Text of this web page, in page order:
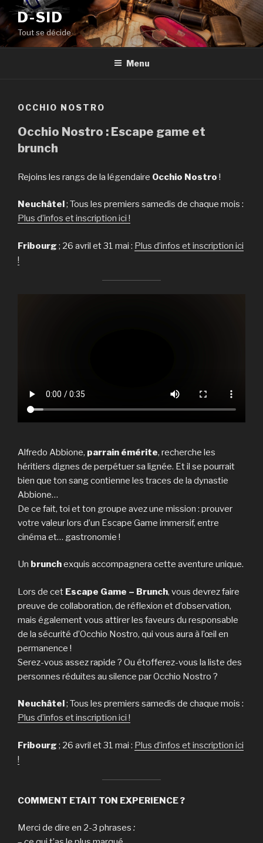
Aller
contenu
principal
D-SID
Tout se décide
Menu
OCCHIO NOSTRO
Occhio Nostro : Escape game et
brunch
Rejoins les rangs de la légendaire Occhio Nostro !
Neuchâtel; Tous les premiers samedis de chaque mois :
Plus d’infos et inscription ici !
Fribourg ; 26 avril et 31 mai : Plus d’infos et inscription ici
!
Alfredo Abbione, parrain émérite, recherche les
héritiers dignes de perpétuer sa lignée. Et il se pourrait
bien que ton sang contienne les traces de la dynastie
Abbione…
De ce fait, toi et ton groupe avez une mission : prouver
votre valeur lors d’un Escape Game immersif, entre
cinéma et… gastronomie !
Un brunchexquis accompagnera cette aventure unique.
Lors de cet Escape Game – Brunch, vous devrez faire
preuve de collaboration, de réflexion et d’observation,
mais également vous attirer les faveurs du responsable
de la sécurité d’Occhio Nostro, qui vous aura à l’œil en
permanence !
Serez-vous assez rapide ? Ou étofferez-vous la liste des
personnes réduites au silence par Occhio Nostro ?
Neuchâtel; Tous les premiers samedis de chaque mois :
Plus d’infos et inscription ici !
Fribourg ; 26 avril et 31 mai : Plus d’infos et inscription ici
!
COMMENT ETAIT TON EXPERIENCE ?
Merci de dire en 2-3 phrases :